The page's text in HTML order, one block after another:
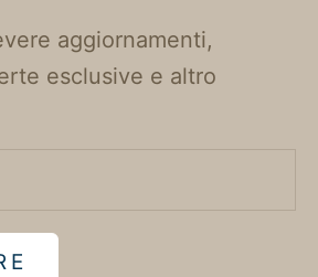
aggiornamenti,
esclusive e altro